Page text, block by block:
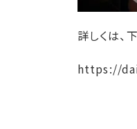
詳しくは、
https://